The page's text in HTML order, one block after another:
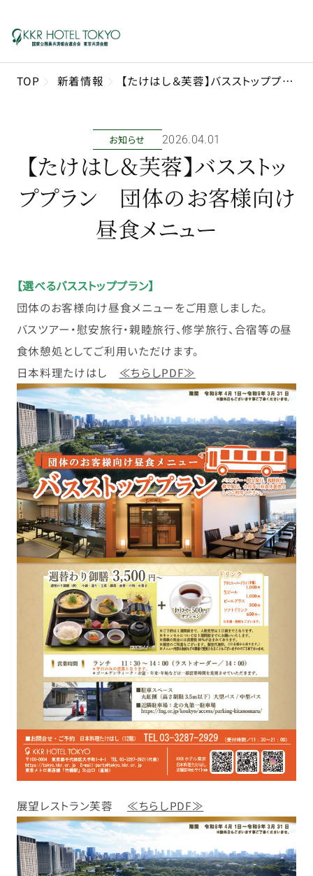
TOP 新着情報 【たけはし＆芙蓉】バスストッププラン 団体のお客様向け昼食メニュー
【たけはし＆芙蓉】バスストッ
ププラン 団体のお客様向け
昼食メニュー
2026年04月01日
お知らせ
【選べるバスストッププラン】
団体のお客様向け昼食メニューをご用意しました。
バスツアー・慰安旅行・親睦旅行、修学旅行、合宿等の昼
食休憩処としてご利用いただけます。
日本料理たけはし ≪ちらしPDF≫
展望レストラン芙蓉 ≪ちらしPDF≫